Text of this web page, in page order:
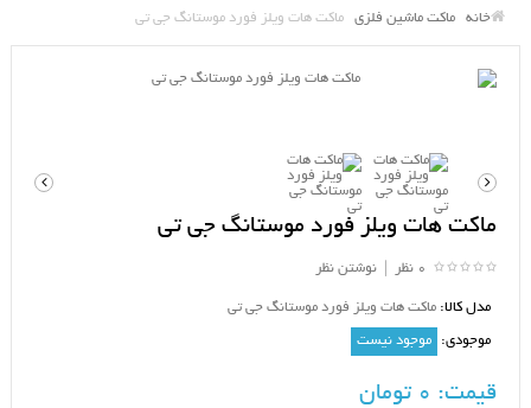
خانه ماکت ماشین فلزی ماکت هات ویلز فورد موستانگ جی تی
ماکت هات ویلز فورد موستانگ جی تی
0 نظر نوشتن نظر
مدل کالا: ماکت هات ویلز فورد موستانگ جی تی
موجودی: موجود نیست
قیمت: